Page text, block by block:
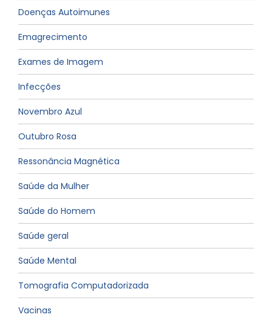
Doenças Autoimunes
Emagrecimento
Exames de Imagem
Infecções
Novembro Azul
Outubro Rosa
Ressonância Magnética
Saúde da Mulher
Saúde do Homem
Saúde geral
Saúde Mental
Tomografia Computadorizada
Vacinas